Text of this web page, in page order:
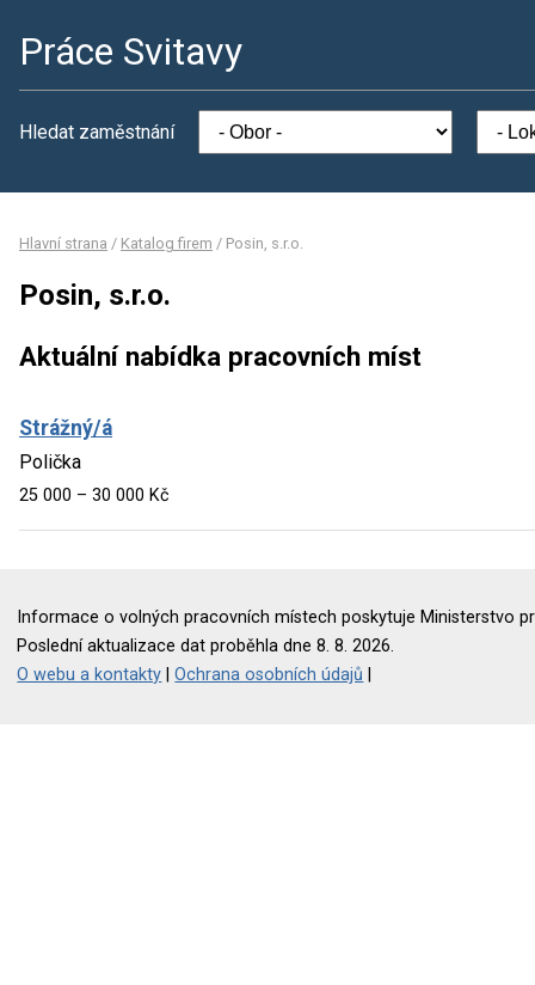
Práce Svitavy
Hledat zaměstnání
Hlavní strana / Katalog firem / Posin, s.r.o.
Posin, s.r.o.
Aktuální nabídka pracovních míst
Strážný/á
Polička
25 000 – 30 000 Kč
Informace o volných pracovních místech poskytuje Ministerstvo
Poslední aktualizace dat proběhla dne 8. 8. 2026.
O webu a kontakty |Ochrana osobních údajů